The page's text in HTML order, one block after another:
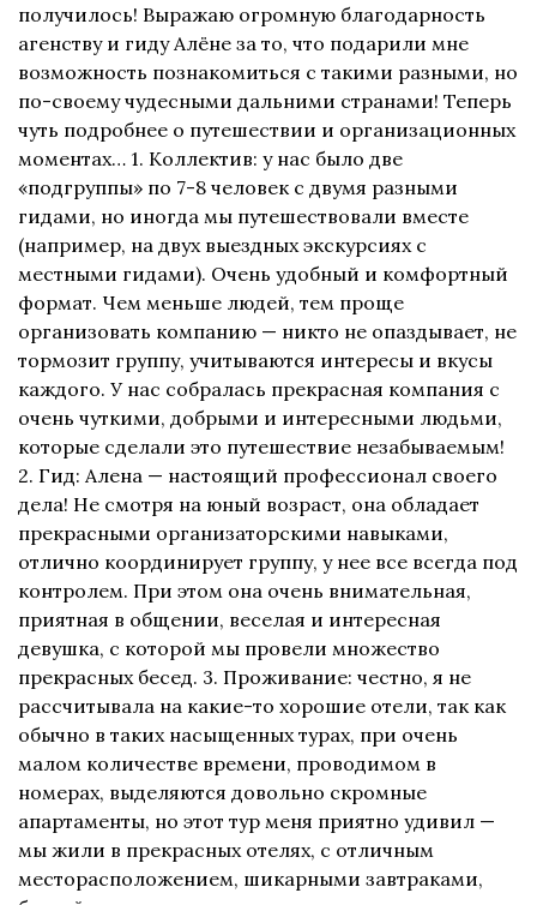
получилось! Выражаю огромную благодарность
агенству и гиду Алёне за то, что подарили мне
возможность познакомиться с такими разными, но
по-своему чудесными дальними странами! Теперь
чуть подробнее о путешествии и организационных
моментах… 1. Коллектив: у нас было две
«подгруппы» по 7-8 человек с двумя разными
гидами, но иногда мы путешествовали вместе
(например, на двух выездных экскурсиях с
местными гидами). Очень удобный и комфортный
формат. Чем меньше людей, тем проще
организовать компанию — никто не опаздывает, не
тормозит группу, учитываются интересы и вкусы
каждого. У нас собралась прекрасная компания с
очень чуткими, добрыми и интересными людьми,
которые сделали это путешествие незабываемым!
2. Гид: Алена — настоящий профессионал своего
дела! Не смотря на юный возраст, она обладает
прекрасными организаторскими навыками,
отлично координирует группу, у нее все всегда под
контролем. При этом она очень внимательная,
приятная в общении, веселая и интересная
девушка, с которой мы провели множество
прекрасных бесед. 3. Проживание: честно, я не
рассчитывала на какие-то хорошие отели, так как
обычно в таких насыщенных турах, при очень
малом количестве времени, проводимом в
номерах, выделяются довольно скромные
апартаменты, но этот тур меня приятно удивил —
мы жили в прекрасных отелях, с отличным
месторасположением, шикарными завтраками,